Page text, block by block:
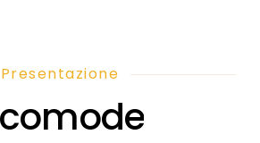
Presentazione
comode